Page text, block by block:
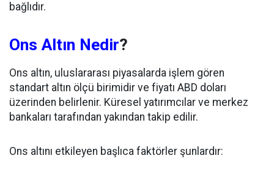
bağlıdır.
Ons Altın Nedir?
Ons altın, uluslararası piyasalarda işlem gören
standart altın ölçü birimidir ve fiyatı ABD doları
üzerinden belirlenir. Küresel yatırımcılar ve merkez
bankaları tarafından yakından takip edilir.
Ons altını etkileyen başlıca faktörler şunlardır: